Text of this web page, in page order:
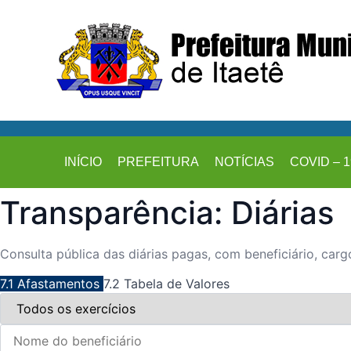
INÍCIO PREFEITURA NOTÍCIAS COVID –
Transparência: Diárias
Consulta pública das diárias pagas, com beneficiário,
7.1 Afastamentos 7.2 Tabela de Valores